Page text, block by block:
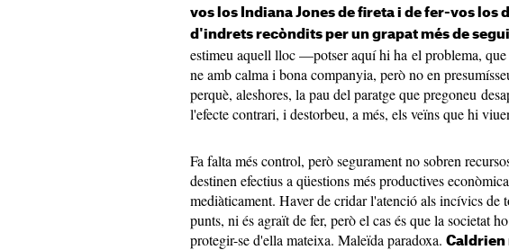
vos los Indiana Jones de fireta i de fer-vos los
d'indrets recòndits per un grapat més de
estimeu aquell lloc —potser aquí hi ha el problema,
ne amb calma i bona companyia, però no en
perquè, aleshores, la pau del paratge que pregoneu
l'efecte contrari, i destorbeu, a més, els veïns que hi
Fa falta més control, però segurament no sobren
destinen efectius a qüestions més productives
mediàticament. Haver de cridar l'atenció als incívics de
punts, ni és agraït de fer, però el cas és que la societat
protegir-se d'ella mateixa. Maleïda paradoxa. Caldrien